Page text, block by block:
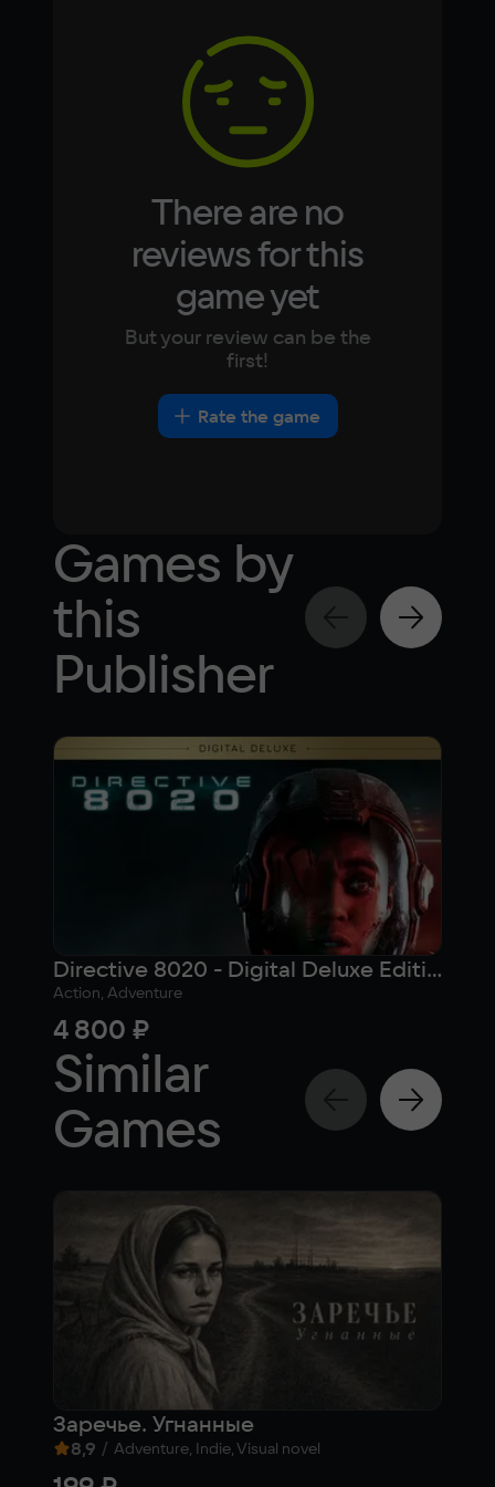
Video card
NVidia GeForce RTX 2060
DirectX(R): 9.0, Звуковая карта:
совместимая c DirectX
Japanese
There are no
reviews for this
game yet
But your review can be the
first!
Rate the game
Games by
this
Publisher
Directive 8020 - Digital Deluxe Edition
Action, Adventure
4 800 ₽
Similar
Games
Заречье. Угнанные
8,9 / Adventure, Indie, Visual novel